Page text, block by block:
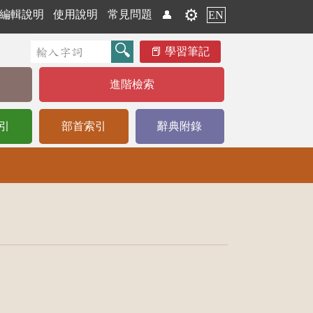
編輯說明 使用說明 常見問題 👤 ⚙️ EN
學習筆記
進階檢索
部首索引 辭典附錄